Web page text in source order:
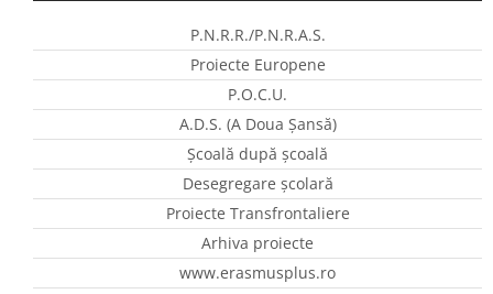
P.N.R.R./P.N.R.A.S.
Proiecte Europene
P.O.C.U.
A.D.S. (A Doua Șansă)
Școală după școală
Desegregare școlară
Proiecte Transfrontaliere
Arhiva proiecte
www.erasmusplus.ro